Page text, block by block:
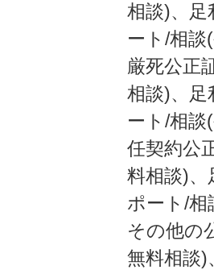
相談)、足
ート/相談
厳死公正
相談)、足
ート/相談
任契約公
料相談)、
ポート/相
その他の
無料相談